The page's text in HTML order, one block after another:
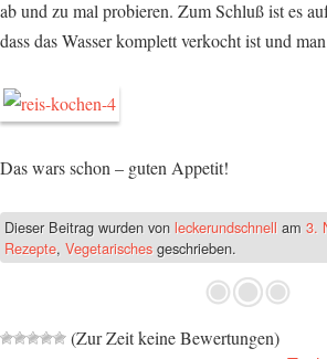
ab und zu mal probieren. Zum Schluß ist es
dass das Wasser komplett verkocht ist und
Das wars schon – guten Appetit!
Dieser Beitrag wurden von leckerundschnell am 3.
Rezepte, Vegetarisches geschrieben.
(Zur Zeit keine Bewertungen)